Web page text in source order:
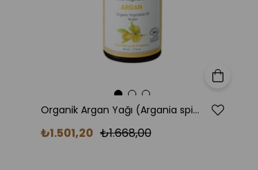
Organik Argan Yağı (Argania spinosa) 50 ml
₺1.501,20 ₺1.668,00
Sepete Ekle